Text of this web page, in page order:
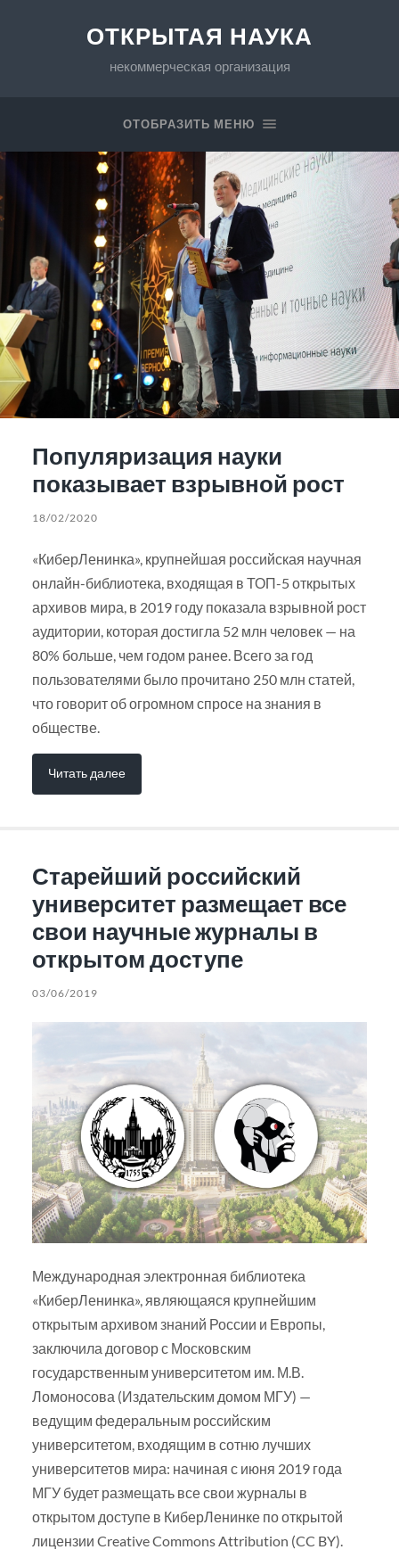
ОТКРЫТАЯ НАУКА
некоммерческая организация
ОТОБРАЗИТЬ МЕНЮ
Популяризация науки
показывает взрывной рост
18/02/2020
«КиберЛенинка», крупнейшая российская научная
онлайн-библиотека, входящая в ТОП-5 открытых
архивов мира, в 2019 году показала взрывной рост
аудитории, которая достигла 52 млн человек — на
80% больше, чем годом ранее. Всего за год
пользователями было прочитано 250 млн статей,
что говорит об огромном спросе на знания в
обществе.
Читать далее
Старейший российский
университет размещает все
свои научные журналы в
открытом доступе
03/06/2019
Международная электронная библиотека
«КиберЛенинка», являющаяся крупнейшим
открытым архивом знаний России и Европы,
заключила договор с Московским
государственным университетом им. М.В.
Ломоносова (Издательским домом МГУ) —
ведущим федеральным российским
университетом, входящим в сотню лучших
университетов мира: начиная с июня 2019 года
МГУ будет размещать все свои журналы в
открытом доступе в КиберЛенинке по открытой
лицензии Creative Commons Attribution (CC BY).